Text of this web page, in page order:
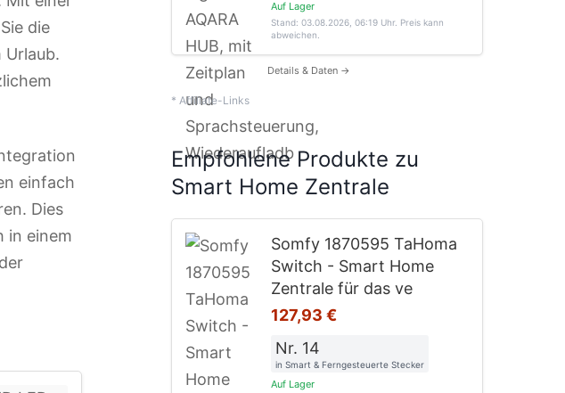
die
Urlaub.
einfach
Dies
in einem
Auf Lager
Stand: 03.08.2026, 06:19 Uhr. Preis kann
abweichen.
Details & Daten →
* Affiliate-Links
Empfohlene Produkte zu
Smart Home Zentrale
Somfy 1870595 TaHoma
Switch - Smart Home
Zentrale für das ve
127,93 €
Nr. 14
in Smart & Ferngesteuerte Stecker
Auf Lager